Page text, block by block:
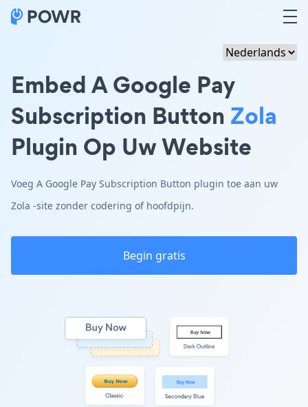
Embed A Google Pay
Subscription Button Zola
Plugin Op Uw Website
Voeg A Google Pay Subscription Button plugin toe aan uw
Zola -site zonder codering of hoofdpijn.
Begin gratis